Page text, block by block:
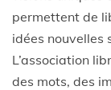
permettent de
idées nouvelles
L’association
des mots, des